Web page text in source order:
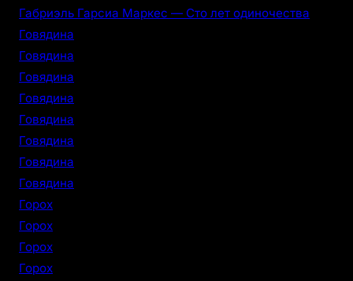
Габриэль Гарсиа Маркес — Сто лет одиночества
Говядина
Говядина
Говядина
Говядина
Говядина
Говядина
Говядина
Говядина
Горох
Горох
Горох
Горох